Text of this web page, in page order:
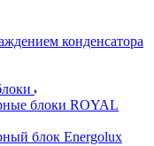
конденсатора
блоки ROYAL
блок Energolux